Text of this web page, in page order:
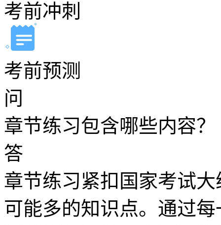
考前冲刺
考前预测
问
章节练习包含哪些内容？
答
章节练习紧扣国家考试
可能多的知识点。通过